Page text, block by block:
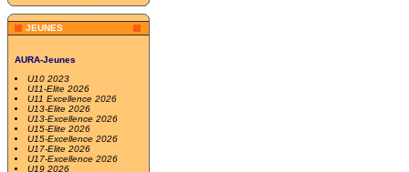
JEUNES
AURA-Jeunes
U10 2023
U11-Elite 2026
U11 Excellence 2026
U13-Elite 2026
U13-Excellence 2026
U15-Elite 2026
U15-Excellence 2026
U17-Elite 2026
U17-Excellence 2026
U19 2026